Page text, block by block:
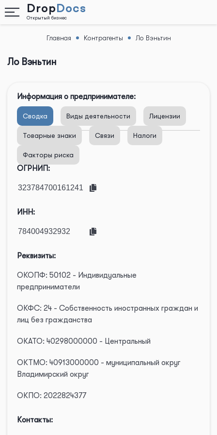
DropDocs
Открытый бизнес
Главная Контрагенты Ло Вэньтин
Ло Вэньтин
Информация о предпринимателе:
Сводка Виды деятельности Лицензии
Товарные знаки Связи Налоги
Факторы риска
ОГРНИП:
ИНН:
Реквизиты:
ОКОПФ: 50102 - Индивидуальные
предприниматели
ОКФС: 24 - Собственность иностранных граждан и
лиц без гражданства
ОКАТО: 40298000000 - Центральный
ОКТМО: 40913000000 - муниципальный округ
Владимирский округ
ОКПО: 2022824377
Контакты: